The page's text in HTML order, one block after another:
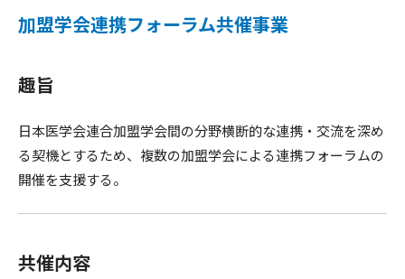
加盟学会連携フォーラム共催事業
趣旨
日本医学会連合加盟学会間の分野横断的な連携・交流を深め
る契機とするため、複数の加盟学会による連携フォーラムの
開催を支援する。
共催内容